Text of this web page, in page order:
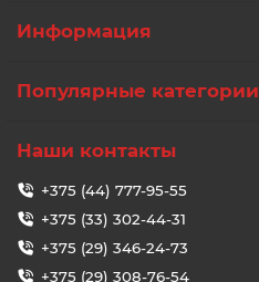
Информация
Популярные категории
Наши контакты
+375 (44) 777-95-55
+375 (33) 302-44-31
+375 (29) 346-24-73
+375 (29) 308-76-54